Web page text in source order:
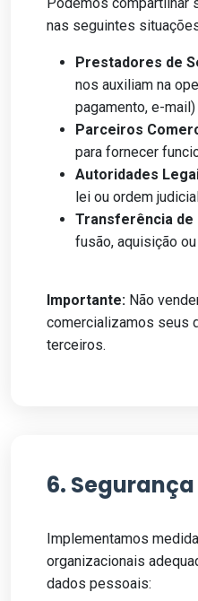
nas seguintes
Prestadores de
nos auxiliam na
pagamento, e-mail)
Parceiros
para fornecer
Autoridades
lei ou ordem
Transferência de
fusão, aquisição
Importante: Não
comercializamos seus
terceiros.
6.
Implementamos
organizacionais
dados pessoais: